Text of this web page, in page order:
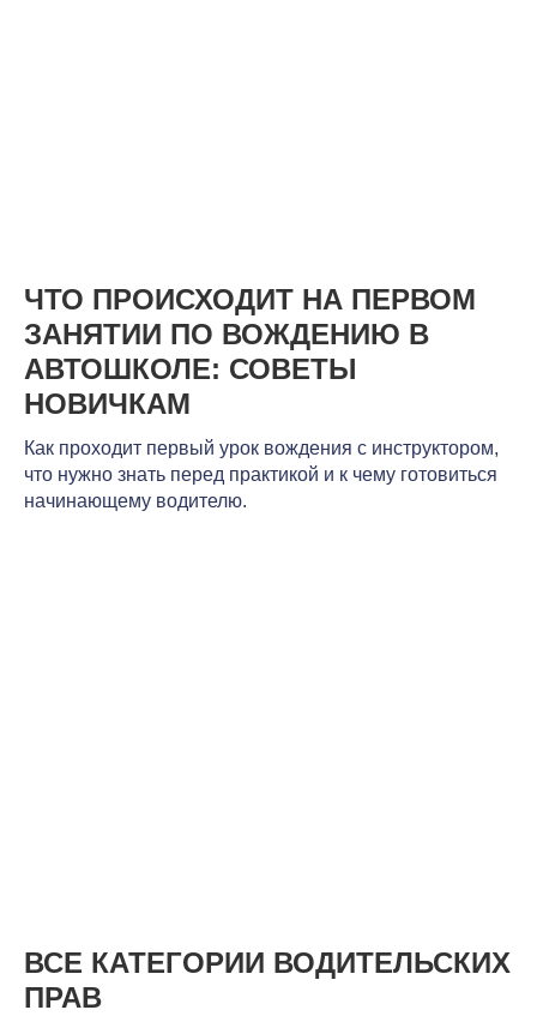
ЧТО ПРОИСХОДИТ НА ПЕРВОМ
ЗАНЯТИИ ПО ВОЖДЕНИЮ В
АВТОШКОЛЕ: СОВЕТЫ
НОВИЧКАМ
Как проходит первый урок вождения с инструктором,
что нужно знать перед практикой и к чему готовиться
начинающему водителю.
ВСЕ КАТЕГОРИИ ВОДИТЕЛЬСКИХ
ПРАВ